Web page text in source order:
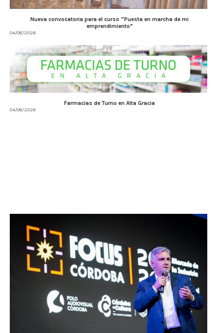
Nueva convocatoria para el curso “Puesta en marcha de mi
emprendimiento”
04/08/2026
Farmacias de Turno en Alta Gracia
04/08/2026